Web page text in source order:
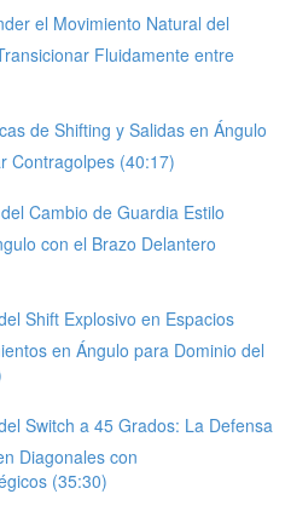
el Movimiento Natural del
Fluidamente entre
de Shifting y Salidas en Ángulo
Contragolpes (40:17)
Cambio de Guardia Estilo
con el Brazo Delantero
Shift Explosivo en Espacios
en Ángulo para Dominio del
Switch a 45 Grados: La Defensa
Diagonales con
(35:30)